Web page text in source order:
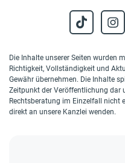
Die Inhalte unserer Seiten wurden
Richtigkeit, Vollständigkeit und
Gewähr übernehmen. Die Inhalte
Zeitpunkt der Veröffentlichung dar
Rechtsberatung im Einzelfall nicht
direkt an unsere Kanzlei wenden.